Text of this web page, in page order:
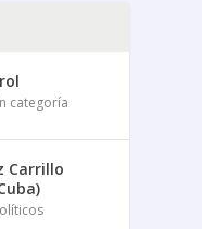
categoría
Carrillo